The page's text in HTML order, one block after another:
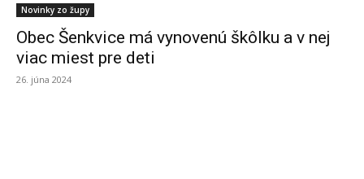
Novinky zo župy
Obec Šenkvice má vynovenú škôlku a v nej
viac miest pre deti
26. júna 2024